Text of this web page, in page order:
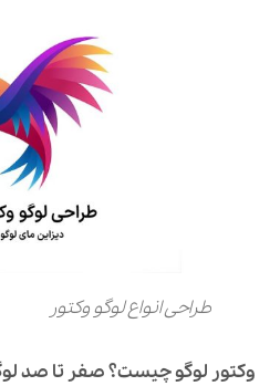
طراحی انواع لوگو وکتور
وکتور لوگو چیست؟ صفر تا صد